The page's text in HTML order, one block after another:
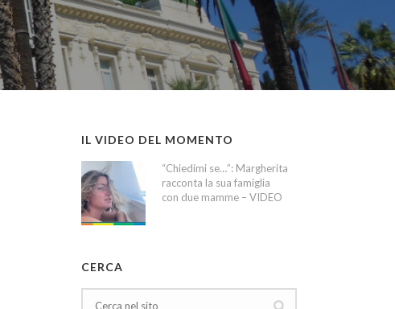
IL VIDEO DEL MOMENTO
“Chiedimi se…”: Margherita
racconta la sua famiglia
con due mamme – VIDEO
CERCA